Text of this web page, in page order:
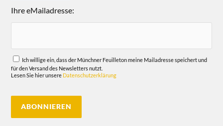
Ihre eMailadresse:
Ich willige ein, dass der Münchner Feuilleton meine Mailadresse speichert und
für den Versand des Newsletters nutzt.
Lesen Sie hier unsere Datenschutzerklärung